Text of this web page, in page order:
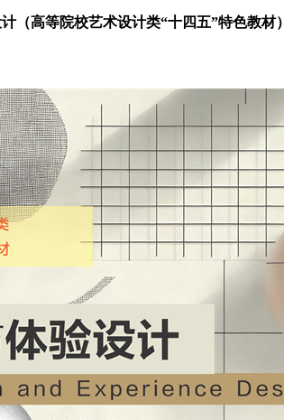
（高等院校艺术设计类“十四五”特色教材）